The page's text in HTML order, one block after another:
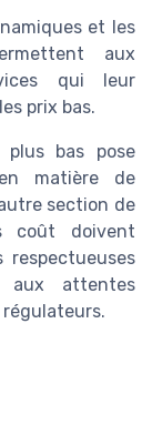
et les
aux
qui leur
prix bas.
bas pose
matière de
section de
coût doivent
respectueuses
aux attentes